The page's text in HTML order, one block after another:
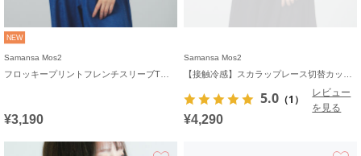
NEW
Samansa Mos2
¥3,190
Samansa Mos2
5.0 （1）
レビュー
を見る
¥4,290